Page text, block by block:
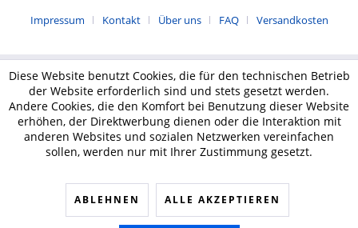
Impressum Kontakt Über uns FAQ Versandkosten
Diese Website benutzt Cookies, die für den technischen Betrieb
der Website erforderlich sind und stets gesetzt werden.
Andere Cookies, die den Komfort bei Benutzung dieser Website
erhöhen, der Direktwerbung dienen oder die Interaktion mit
anderen Websites und sozialen Netzwerken vereinfachen
sollen, werden nur mit Ihrer Zustimmung gesetzt.
ABLEHNEN ALLE AKZEPTIEREN